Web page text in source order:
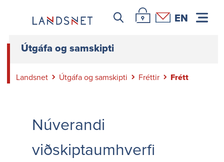
Leitar iconÞjónustuvefur Landsnets
Hafa samband
EN
Útgáfa og samskipti
Landsnet Útgáfa og samskipti Fréttir Frétt
Núverandi
viðskiptaumhverfi